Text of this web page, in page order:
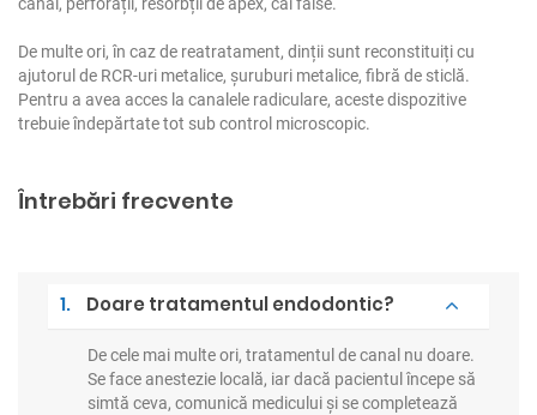
De multe ori, în caz de reatratament, dinții sunt reconstituiți cu
ajutorul de RCR-uri metalice, șuruburi metalice, fibră de sticlă.
Pentru a avea acces la canalele radiculare, aceste dispozitive
trebuie îndepărtate tot sub control microscopic.
Întrebări frecvente
1. Doare tratamentul endodontic?
De cele mai multe ori, tratamentul de canal nu doare.
Se face anestezie locală, iar dacă pacientul începe să
simtă ceva, comunică medicului și se completează